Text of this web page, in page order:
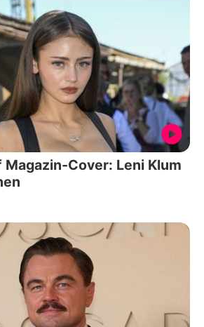
Magazin-Cover: Leni Klum